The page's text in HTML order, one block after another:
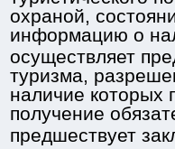
охраной,
информацию о
осуществляет
туризма,
наличие которых
получение
предшествует